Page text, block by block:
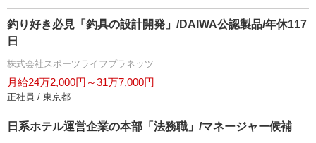
釣り好き必見「釣具の設計開発」/DAIWA公認製品/年休117
日
株式会社スポーツライフプラネッツ
月給24万2,000円～31万7,000円
正社員 / 東京都
日系ホテル運営企業の本部「法務職」/マネージャー候補